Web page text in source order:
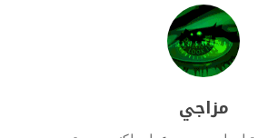
مزاجي